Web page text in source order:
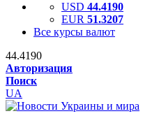
USD 44.4190
EUR 51.3207
Все курсы валют
44.4190
Авторизация
Поиск
UA